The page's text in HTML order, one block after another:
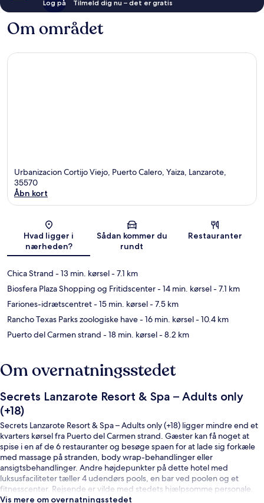
Log på Tilmeld dig nu – det er gratis
Om området
Urbanizacion Cortijo Viejo, Puerto Calero, Yaiza, Lanzarote,
35570
Åbn kort
Hvad ligger i
nærheden?
Sådan kommer du
rundt
Restauranter
Chica Strand - 13 min. kørsel- 7.1 km
Biosfera Plaza Shopping og Fritidscenter- 14 min. kørsel- 7.1 km
Fariones-idrætscentret- 15 min. kørsel- 7.5 km
Rancho Texas Parks zoologiske have- 16 min. kørsel- 10.4 km
Puerto del Carmen strand - 18 min. kørsel- 8.2 km
Om overnatningsstedet
Secrets Lanzarote Resort & Spa – Adults only
(+18)
Secrets Lanzarote Resort & Spa – Adults only (+18) ligger mindre end et
kvarters kørsel fra Puerto del Carmen strand. Gæster kan få noget at
spise i en af de 6 restauranter og besøge spaen for at lade sig forkæle
med massage på stranden, body wrap-behandlinger eller
ansigtsbehandlinger. Andre højdepunkter på dette hotel med
luksusfaciliteter tæller 4 udendørs pools, en bar ved poolen og et
fitnesscenter. Rejsende er vilde med stedets hjælpsomme personale.
Vis mere om overnatningsstedet